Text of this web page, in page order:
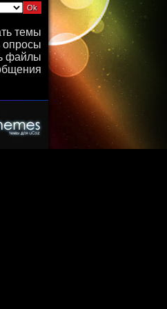
темы
опросы
файлы